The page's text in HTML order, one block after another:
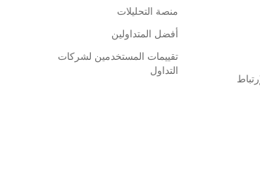
منصة التحليلات
أفضل المتداولين
تقييمات المستخدمين لشركات
التداول